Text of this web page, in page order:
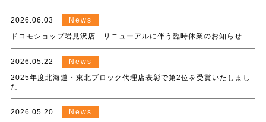
2026.06.03
News
ドコモショップ岩見沢店 リニューアルに伴う臨時休業のお知らせ
2026.05.22
News
2025年度北海道・東北ブロック代理店表彰で第2位を受賞いたしまし
た
2026.05.20
News